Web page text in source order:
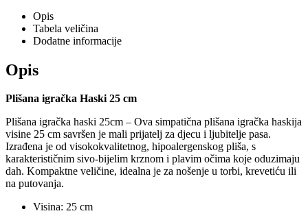
Opis
Tabela veličina
Dodatne informacije
Opis
Plišana igračka Haski 25 cm
Plišana igračka haski 25cm – Ova simpatična plišana igračka haskija
visine 25 cm savršen je mali prijatelj za djecu i ljubitelje pasa.
Izrađena je od visokokvalitetnog, hipoalergenskog pliša, s
karakterističnim sivo-bijelim krznom i plavim očima koje oduzimaju
dah. Kompaktne veličine, idealna je za nošenje u torbi, krevetiću ili
na putovanja.
Visina: 25 cm